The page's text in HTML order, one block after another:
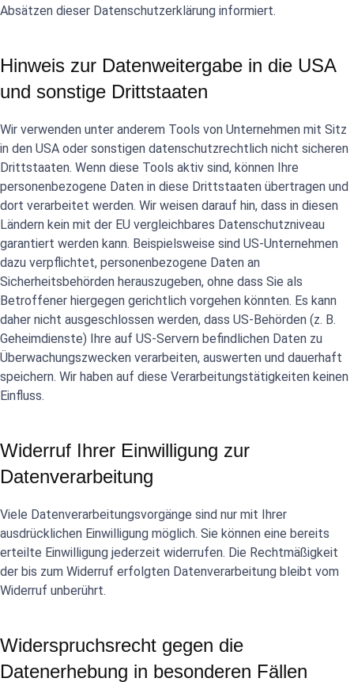
Absätzen dieser Datenschutzerklärung informiert.
Hinweis zur Datenweitergabe in die USA
und sonstige Drittstaaten
Wir verwenden unter anderem Tools von Unternehmen mit Sitz
in den USA oder sonstigen datenschutzrechtlich nicht sicheren
Drittstaaten. Wenn diese Tools aktiv sind, können Ihre
personenbezogene Daten in diese Drittstaaten übertragen und
dort verarbeitet werden. Wir weisen darauf hin, dass in diesen
Ländern kein mit der EU vergleichbares Datenschutzniveau
garantiert werden kann. Beispielsweise sind US-Unternehmen
dazu verpflichtet, personenbezogene Daten an
Sicherheitsbehörden herauszugeben, ohne dass Sie als
Betroffener hiergegen gerichtlich vorgehen könnten. Es kann
daher nicht ausgeschlossen werden, dass US-Behörden (z. B.
Geheimdienste) Ihre auf US-Servern befindlichen Daten zu
Überwachungszwecken verarbeiten, auswerten und dauerhaft
speichern. Wir haben auf diese Verarbeitungstätigkeiten keinen
Einfluss.
Widerruf Ihrer Einwilligung zur
Datenverarbeitung
Viele Datenverarbeitungsvorgänge sind nur mit Ihrer
ausdrücklichen Einwilligung möglich. Sie können eine bereits
erteilte Einwilligung jederzeit widerrufen. Die Rechtmäßigkeit
der bis zum Widerruf erfolgten Datenverarbeitung bleibt vom
Widerruf unberührt.
Widerspruchsrecht gegen die
Datenerhebung in besonderen Fällen